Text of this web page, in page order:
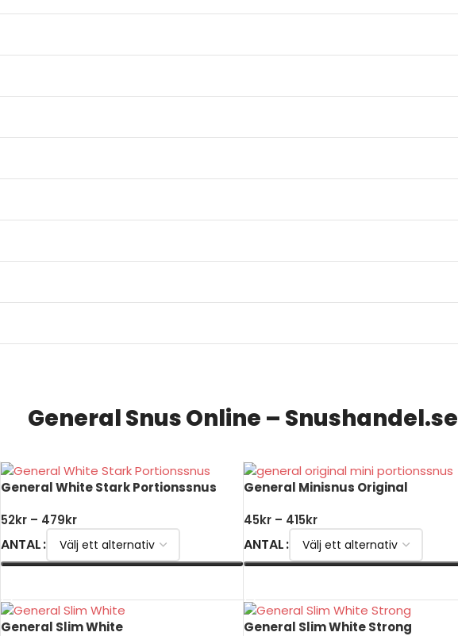
General Snus Online – Snushandel.se
General White Stark Portionssnus
52kr – 479kr
ANTAL
General Minisnus Original
45kr – 415kr
ANTAL
General Slim White
General Slim White Strong